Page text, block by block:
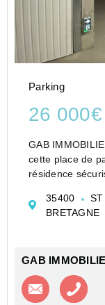
Parking
26 000€
GAB IMMOBILIER
cette place de
résidence
Pour tous
35400 ST
BRETAGNE
GAB
Contacter